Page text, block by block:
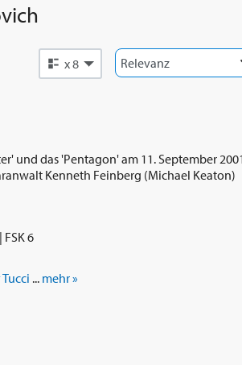
x 8
und das 'Pentagon' am 11. September
Kenneth Feinberg (Michael Keaton)
6
... mehr »